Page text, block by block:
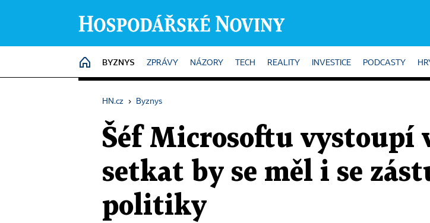
HOME
BYZNYS ZPRÁVY NÁZORY TECH REALITY INVESTICE PODCASTY
HN.cz › Byznys
Šéf Microsoftu vystoupí
setkat by se měl i se
politiky